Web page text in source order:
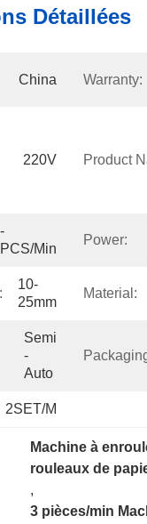
Détaillées
China Warranty:
220V Product
min
Power:
10-
25mm
Material:
Semi
-
Auto
2SET/M
Machine à
rouleaux de
,
3 pièces/min